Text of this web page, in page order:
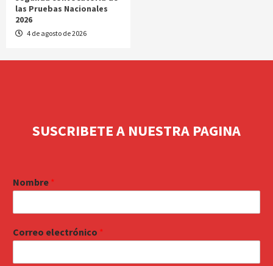
las Pruebas Nacionales
2026
4 de agosto de 2026
SUSCRIBETE A NUESTRA PAGINA
Nombre *
Correo electrónico *